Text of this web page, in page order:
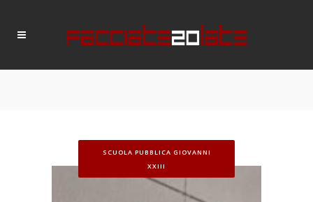
SCUOLA PUBBLICA GIOVANNI
XXIII